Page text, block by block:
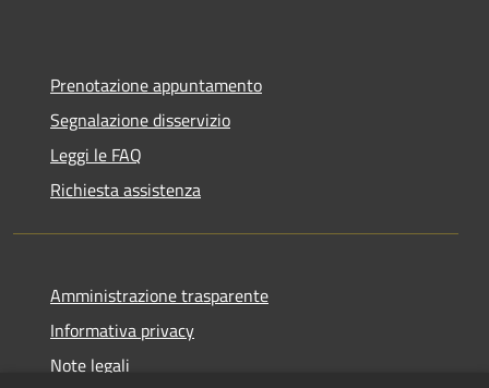
Prenotazione appuntamento
Segnalazione disservizio
Leggi le FAQ
Richiesta assistenza
Amministrazione trasparente
Informativa privacy
Note legali